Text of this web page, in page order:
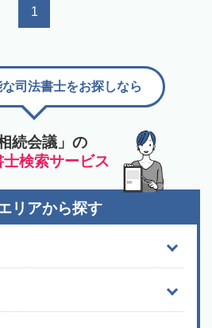
1
相続会議」の
士検索サービス
司法書士をお探しなら
リアから探す